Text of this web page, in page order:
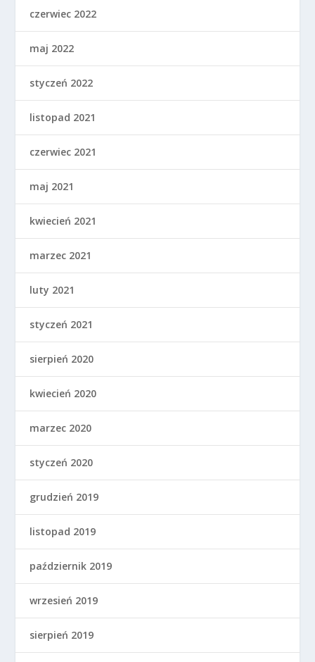
czerwiec 2022
maj 2022
styczeń 2022
listopad 2021
czerwiec 2021
maj 2021
kwiecień 2021
marzec 2021
luty 2021
styczeń 2021
sierpień 2020
kwiecień 2020
marzec 2020
styczeń 2020
grudzień 2019
listopad 2019
październik 2019
wrzesień 2019
sierpień 2019